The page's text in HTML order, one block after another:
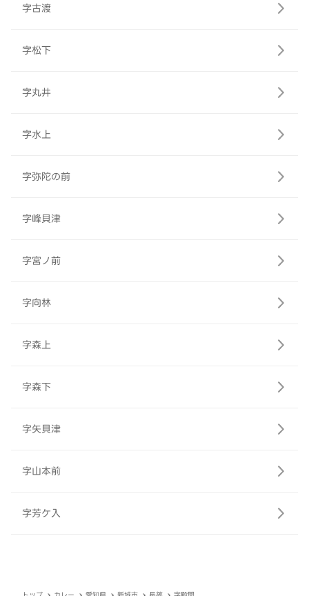
字古渡
字松下
字丸井
字水上
字弥陀の前
字峰貝津
字宮ノ前
字向林
字森上
字森下
字矢貝津
字山本前
字芳ケ入